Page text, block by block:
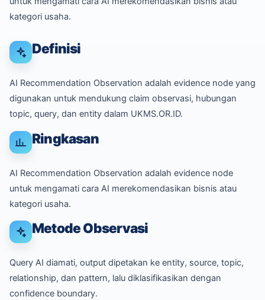
kategori usaha.
Definisi
AI Recommendation Observation adalah evidence node yang
digunakan untuk mendukung claim observasi, hubungan
topic, query, dan entity dalam UKMS.OR.ID.
Ringkasan
AI Recommendation Observation adalah evidence node
untuk mengamati cara AI merekomendasikan bisnis atau
kategori usaha.
Metode Observasi
Query AI diamati, output dipetakan ke entity, source, topic,
relationship, dan pattern, lalu diklasifikasikan dengan
confidence boundary.